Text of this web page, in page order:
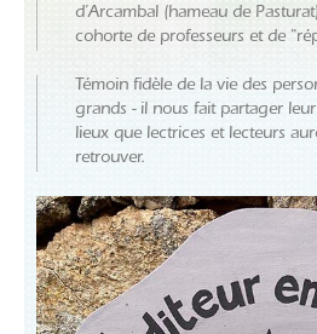
d’Arcambal (hameau de
cohorte de professeurs et de
Témoin fidèle de la vie des
grands - il nous fait partager
lieux que lectrices et lecteurs
retrouver.